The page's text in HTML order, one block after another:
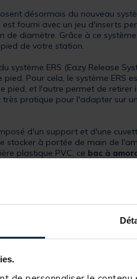
désormais du nouveau
fourni avec un jeu d'inserts
diamètre. Grâce à ce
de votre station.
système ERS (Eazy Release
Pour cela, le système
pied, et l'autre permet de
très pratique pour l'adapter sur
d'un support et d'une
stocker à portée de main de
plastique PVC, ce bac à